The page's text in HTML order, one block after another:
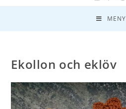
MENY
Ekollon och eklöv